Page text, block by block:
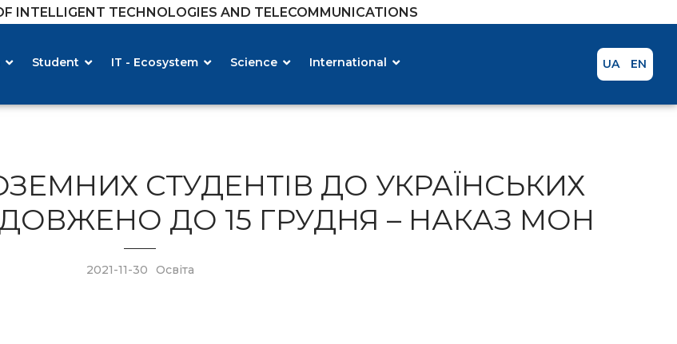
INTELLIGENT TECHNOLOGIES AND TELECOMMUNICATIONS
Student IT - Ecosystem Science International UA EN
СТУДЕНТІВ ДО УКРАЇНСЬКИХ
ДО 15 ГРУДНЯ – НАКАЗ МОН
2021-11-30 Освіта